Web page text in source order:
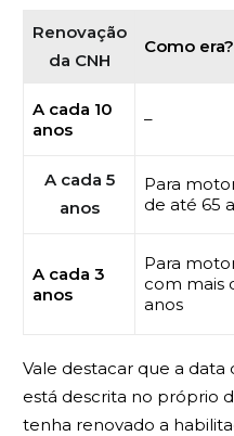
Renovação
da CNH
Como era?
A cada 10
anos
–
A cada 5
anos
Para
de até 65
A cada 3
anos
Para
com mais
anos
Vale destacar que a data
está descrita no próprio
tenha renovado a